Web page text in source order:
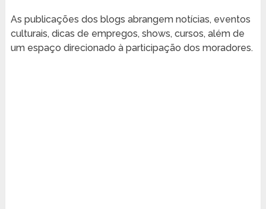
As publicações dos blogs abrangem notícias, eventos
culturais, dicas de empregos, shows, cursos, além de
um espaço direcionado à participação dos moradores.